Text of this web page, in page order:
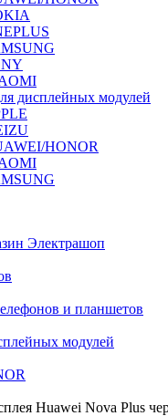
дисплейных модулей
HONOR
Электрашоп
и планшетов
модулей
Huawei Nova Plus